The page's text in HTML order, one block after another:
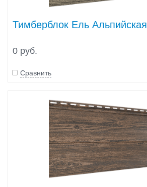
Тимберблок Ель Альпийская
0 руб.
Сравнить